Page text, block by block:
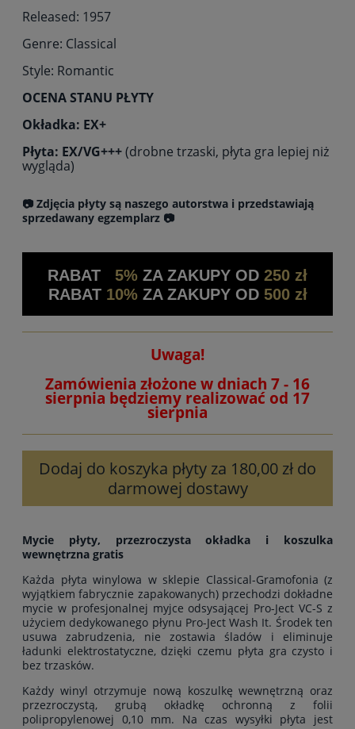
Released: 1957
Genre: Classical
Style: Romantic
OCENA STANU PŁYTY
Okładka: EX+
Płyta: EX/VG+++(drobne trzaski, płyta gra lepiej niż
wygląda)
📷 Zdjęcia płyty są naszego autorstwa i przedstawiają
sprzedawany egzemplarz 📷
RABAT 5% ZA ZAKUPY OD 250 zł
RABAT 10%ZA ZAKUPY OD 500 zł
Uwaga!
Zamówienia złożone w dniach 7 - 16
sierpnia będziemy realizować od 17
sierpnia
Dodaj do koszyka płyty za 180,00 zł do
darmowej dostawy
Mycie płyty, przezroczysta okładka i koszulka
wewnętrzna gratis
Każda płyta winylowa w sklepie Classical-Gramofonia (z
wyjątkiem fabrycznie zapakowanych) przechodzi dokładne
mycie w profesjonalnej myjce odsysającej Pro-Ject VC-S z
użyciem dedykowanego płynu Pro-Ject Wash It. Środek ten
usuwa zabrudzenia, nie zostawia śladów i eliminuje
ładunki elektrostatyczne, dzięki czemu płyta gra czysto i
bez trzasków.
Każdy winyl otrzymuje nową koszulkę wewnętrzną oraz
przezroczystą, grubą okładkę ochronną z folii
polipropylenowej 0,10 mm. Na czas wysyłki płyta jest